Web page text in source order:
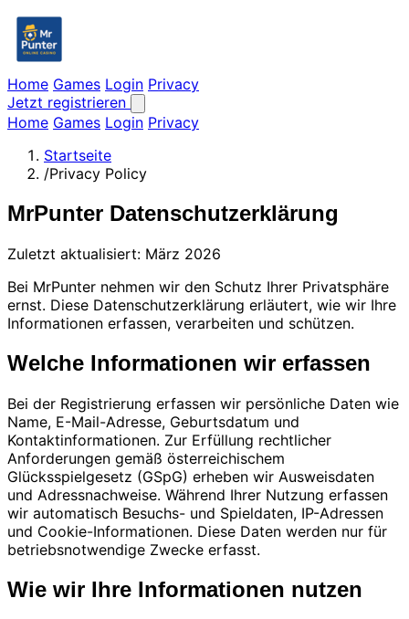
Home Games Login Privacy
Jetzt registrieren
Home Games Login Privacy
Startseite
/Privacy Policy
MrPunter Datenschutzerklärung
Zuletzt aktualisiert: März 2026
Bei MrPunter nehmen wir den Schutz Ihrer Privatsphäre
ernst. Diese Datenschutzerklärung erläutert, wie wir Ihre
Informationen erfassen, verarbeiten und schützen.
Welche Informationen wir erfassen
Bei der Registrierung erfassen wir persönliche Daten wie
Name, E-Mail-Adresse, Geburtsdatum und
Kontaktinformationen. Zur Erfüllung rechtlicher
Anforderungen gemäß österreichischem
Glücksspielgesetz (GSpG) erheben wir Ausweisdaten
und Adressnachweise. Während Ihrer Nutzung erfassen
wir automatisch Besuchs- und Spieldaten, IP-Adressen
und Cookie-Informationen. Diese Daten werden nur für
betriebsnotwendige Zwecke erfasst.
Wie wir Ihre Informationen nutzen